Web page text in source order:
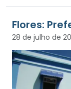
Flores:
28 de julho de